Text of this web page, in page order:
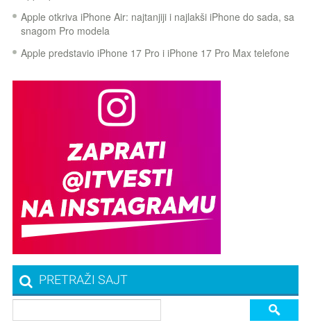
Apple otkriva iPhone Air: najtanjiji i najlakši iPhone do sada, sa
snagom Pro modela
Apple predstavio iPhone 17 Pro i iPhone 17 Pro Max telefone
PRETRAŽI SAJT